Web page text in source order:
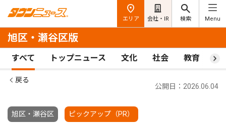
エリア 会社・IR 検索 Menu
旭区・瀬谷区版
すべて トップニュース 文化 社会 教育 ス
戻る
旭区・瀬谷区 ピックアップ（PR）
公開日：2026.06.04